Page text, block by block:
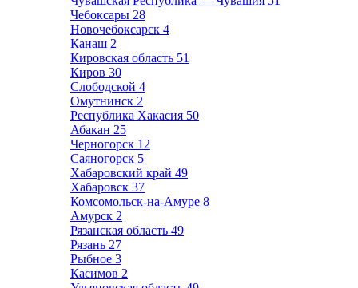
Чебоксары 28
Новочебоксарск 4
Канаш 2
Кировская область 51
Киров 30
Слободской 4
Омутнинск 2
Республика Хакасия 50
Абакан 25
Черногорск 12
Саяногорск 5
Хабаровский край 49
Хабаровск 37
Комсомольск-на-Амуре 8
Амурск 2
Рязанская область 49
Рязань 27
Рыбное 3
Касимов 2